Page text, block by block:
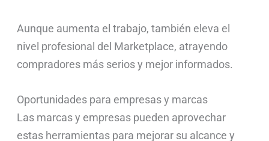
Aunque aumenta el trabajo, también eleva el
nivel profesional del Marketplace, atrayendo
compradores más serios y mejor informados.
Oportunidades para empresas y marcas
Las marcas y empresas pueden aprovechar
estas herramientas para mejorar su alcance y